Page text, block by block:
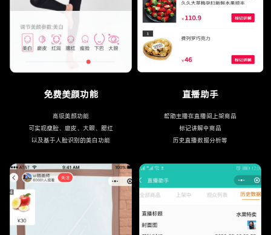
免费美颜功能
高级美颜功能
可实现瘦脸、磨皮、大眼、腮红
以及基于人脸识别的美白功能
直播助手
帮助主播在直播间上架商品
标记讲解中商品
历史直播数据分析等